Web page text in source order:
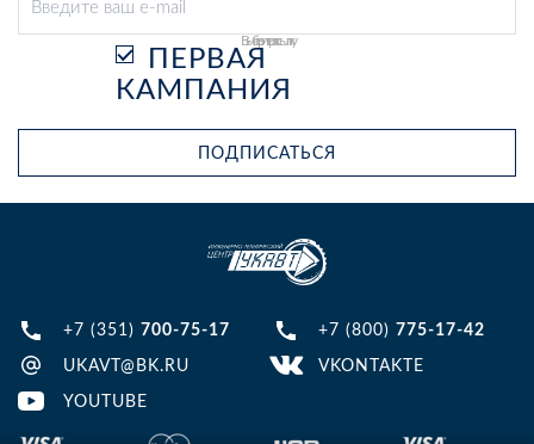
Выберите рассылку
ПЕРВАЯ
КАМПАНИЯ
ПОДПИСАТЬСЯ
+7 (351) 700-75-17 +7 (800) 775-17-42
UKAVT@BK.RU VKONTAKTE
YOUTUBE